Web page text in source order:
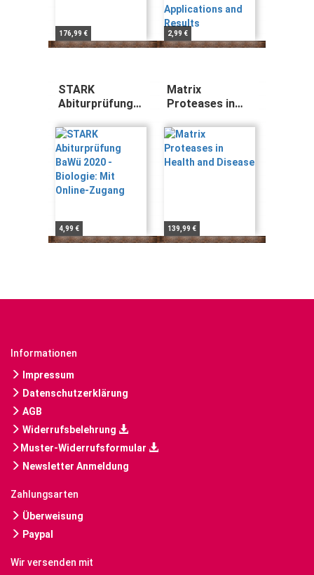
176,99 € 2,99 €
STARK
Abiturprüfung
Biologie: Mit
Online-Zugang
4,99 €
Matrix
Proteases in
Disease
139,99 €
Informationen
Impressum
Datenschutzerklärung
AGB
Widerrufsbelehrung
Muster-Widerrufsformular
Newsletter Anmeldung
Zahlungsarten
Überweisung
Paypal
Wir versenden mit